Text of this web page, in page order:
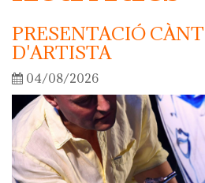
PRESENTACIÓ
D'ARTISTA
04/08/2026